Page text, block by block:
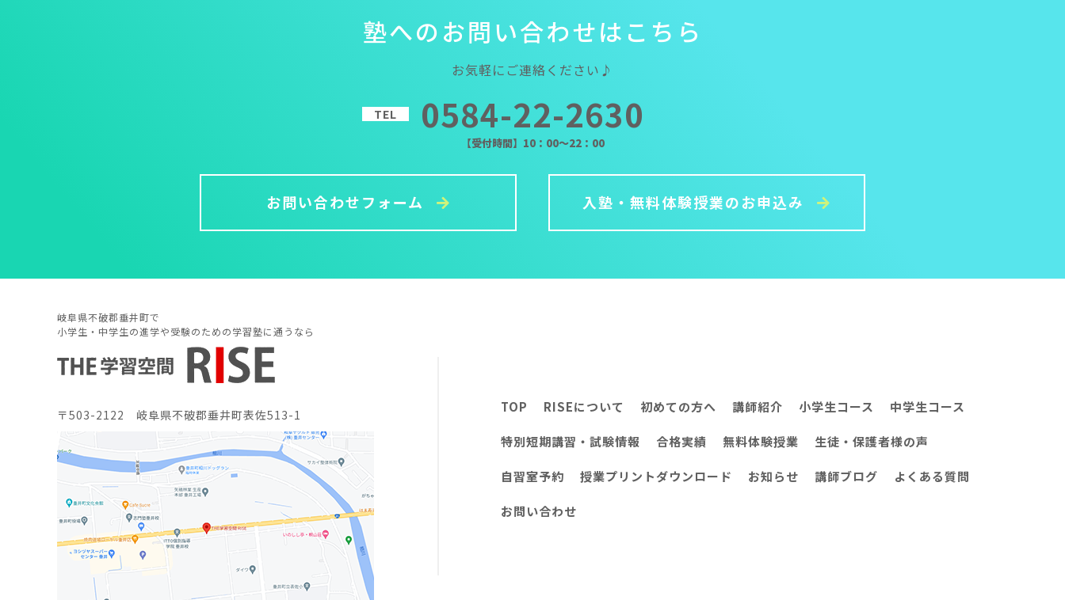
塾へのお問い合わせは こ ち ら
お気軽にご連絡ください♪
TEL 0584-22-2630
【受付時間】10：00～22：00
お問い合わせフォーム 入塾・無料体験授業のお申込み
岐阜県不破郡垂井町で
小学生・中学生の進学や受験のための学習塾に通うなら
〒503-2122 岐阜県不破郡垂井町表佐513-1
TOP RISEについて 初めての方へ 講師紹介 小学生コース 中学生コース
特別短期講習・試験情報 合格実績 無料体験授業 生徒・保護者様の声
自習室予約 授業プリントダウンロード お知らせ 講師ブログ よくある質問
お問い合わせ